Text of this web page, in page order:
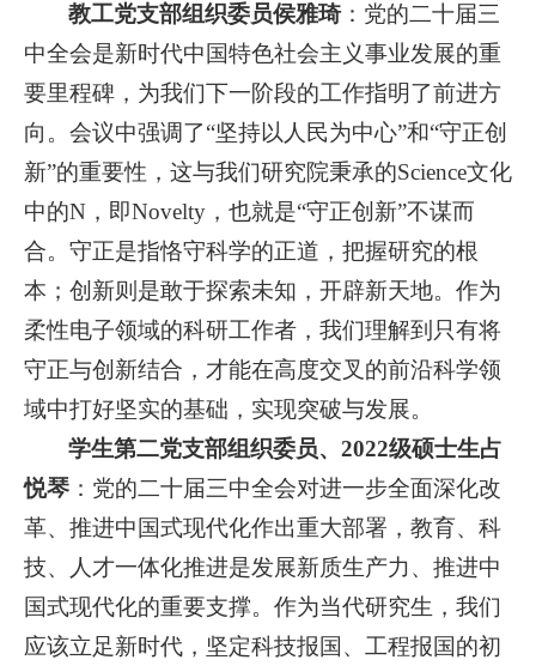
教工党支部组织委员侯雅琦：党的二十届三
中全会是新时代中国特色社会主义事业发展的重
要里程碑，为我们下一阶段的工作指明了前进方
向。会议中强调了“坚持以人民为中心”和“守正创
新”的重要性，这与我们研究院秉承的Science文化
中的N，即Novelty，也就是“守正创新”不谋而
合。守正是指恪守科学的正道，把握研究的根
本；创新则是敢于探索未知，开辟新天地。作为
柔性电子领域的科研工作者，我们理解到只有将
守正与创新结合，才能在高度交叉的前沿科学领
域中打好坚实的基础，实现突破与发展。
学生第二党支部组织委员、2022级硕士生占
悦琴 ：党的二十届三中全会对进一步全面深化改
革、推进中国式现代化作出重大部署，教育、科
技、人才一体化推进是发展新质生产力、推进中
国式现代化的重要支撑。作为当代研究生，我们
应该立足新时代，坚定科技报国、工程报国的初